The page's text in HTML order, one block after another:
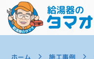
ホーム 施工事例